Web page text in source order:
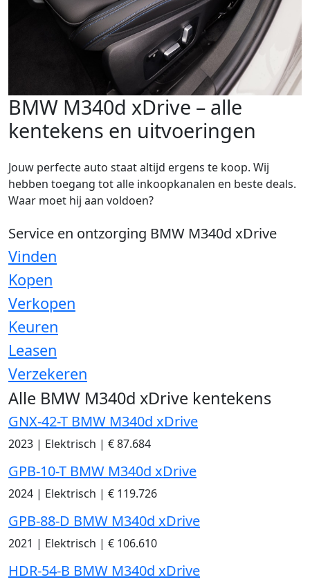
BMW M340d xDrive – alle
kentekens en uitvoeringen
Jouw perfecte auto staat altijd ergens te koop. Wij
hebben toegang tot alle inkoopkanalen en beste deals.
Waar moet hij aan voldoen?
Service en ontzorging BMW M340d xDrive
Vinden
Kopen
Verkopen
Keuren
Leasen
Verzekeren
Alle BMW M340d xDrive kentekens
GNX-42-T BMW M340d xDrive
2023 | Elektrisch | € 87.684
GPB-10-T BMW M340d xDrive
2024 | Elektrisch | € 119.726
GPB-88-D BMW M340d xDrive
2021 | Elektrisch | € 106.610
HDR-54-B BMW M340d xDrive